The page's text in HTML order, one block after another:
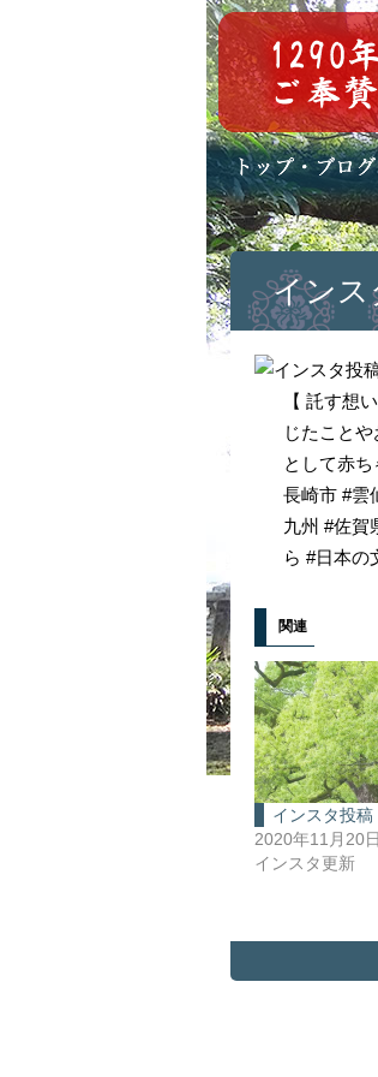
トップページ
ブログ(日々八百万
お知らせ一覧
インス
【 託す想
じたこと
として赤
長崎市 #雲
九州 #佐賀
ら #日本の
関連
インスタ投稿
2020年11月20日
インスタ更新